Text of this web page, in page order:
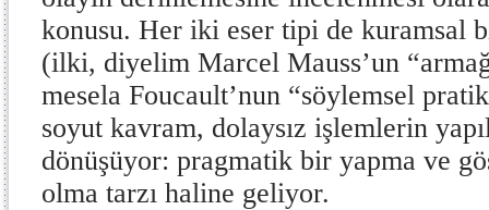
konusu. Her iki eser tipi de kuramsal
(ilki, diyelim Marcel Mauss’un
mesela Foucault’nun “söylemsel
soyut kavram, dolaysız işlemlerin
dönüşüyor: pragmatik bir yapma ve
olma tarzı haline geliyor.